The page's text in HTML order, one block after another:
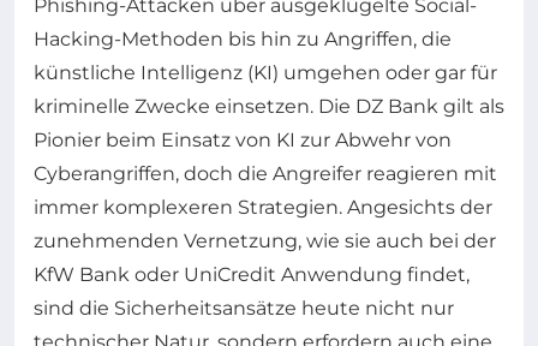
Phishing-Attacken über ausgeklügelte Social-
Hacking-Methoden bis hin zu Angriffen, die
künstliche Intelligenz (KI) umgehen oder gar für
kriminelle Zwecke einsetzen. Die DZ Bank gilt als
Pionier beim Einsatz von KI zur Abwehr von
Cyberangriffen, doch die Angreifer reagieren mit
immer komplexeren Strategien. Angesichts der
zunehmenden Vernetzung, wie sie auch bei der
KfW Bank oder UniCredit Anwendung findet,
sind die Sicherheitsansätze heute nicht nur